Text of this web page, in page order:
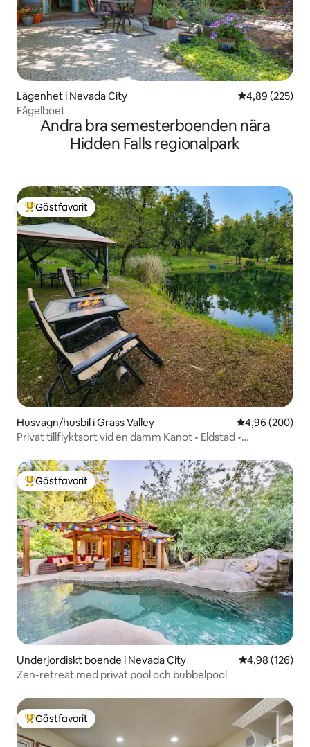
Lägenhet i Nevada City 4,89 av 5 i
4,89 (225)
Fågelboet
Andra bra semesterboenden nära
Hidden Falls regionalpark
Populär gästfavorit
Gästfavorit
Husvagn/husbil i Grass Valley 4,96 av 5 i
4,96 (200)
Privat tillflyktsort vid en damm Kanot • Eldstad •
Populär gästfavorit
Gästfavorit
Underjordiskt boende i Nevada City 4,98 av 5 i
4,98 (126)
Zen-retreat med privat pool och bubbelpool
Populär gästfavorit
Gästfavorit